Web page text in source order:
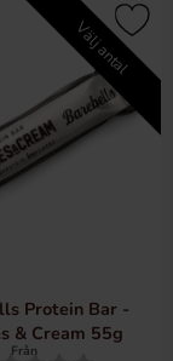
Välj antal
Protein Bar -
& Cream 55g
Från